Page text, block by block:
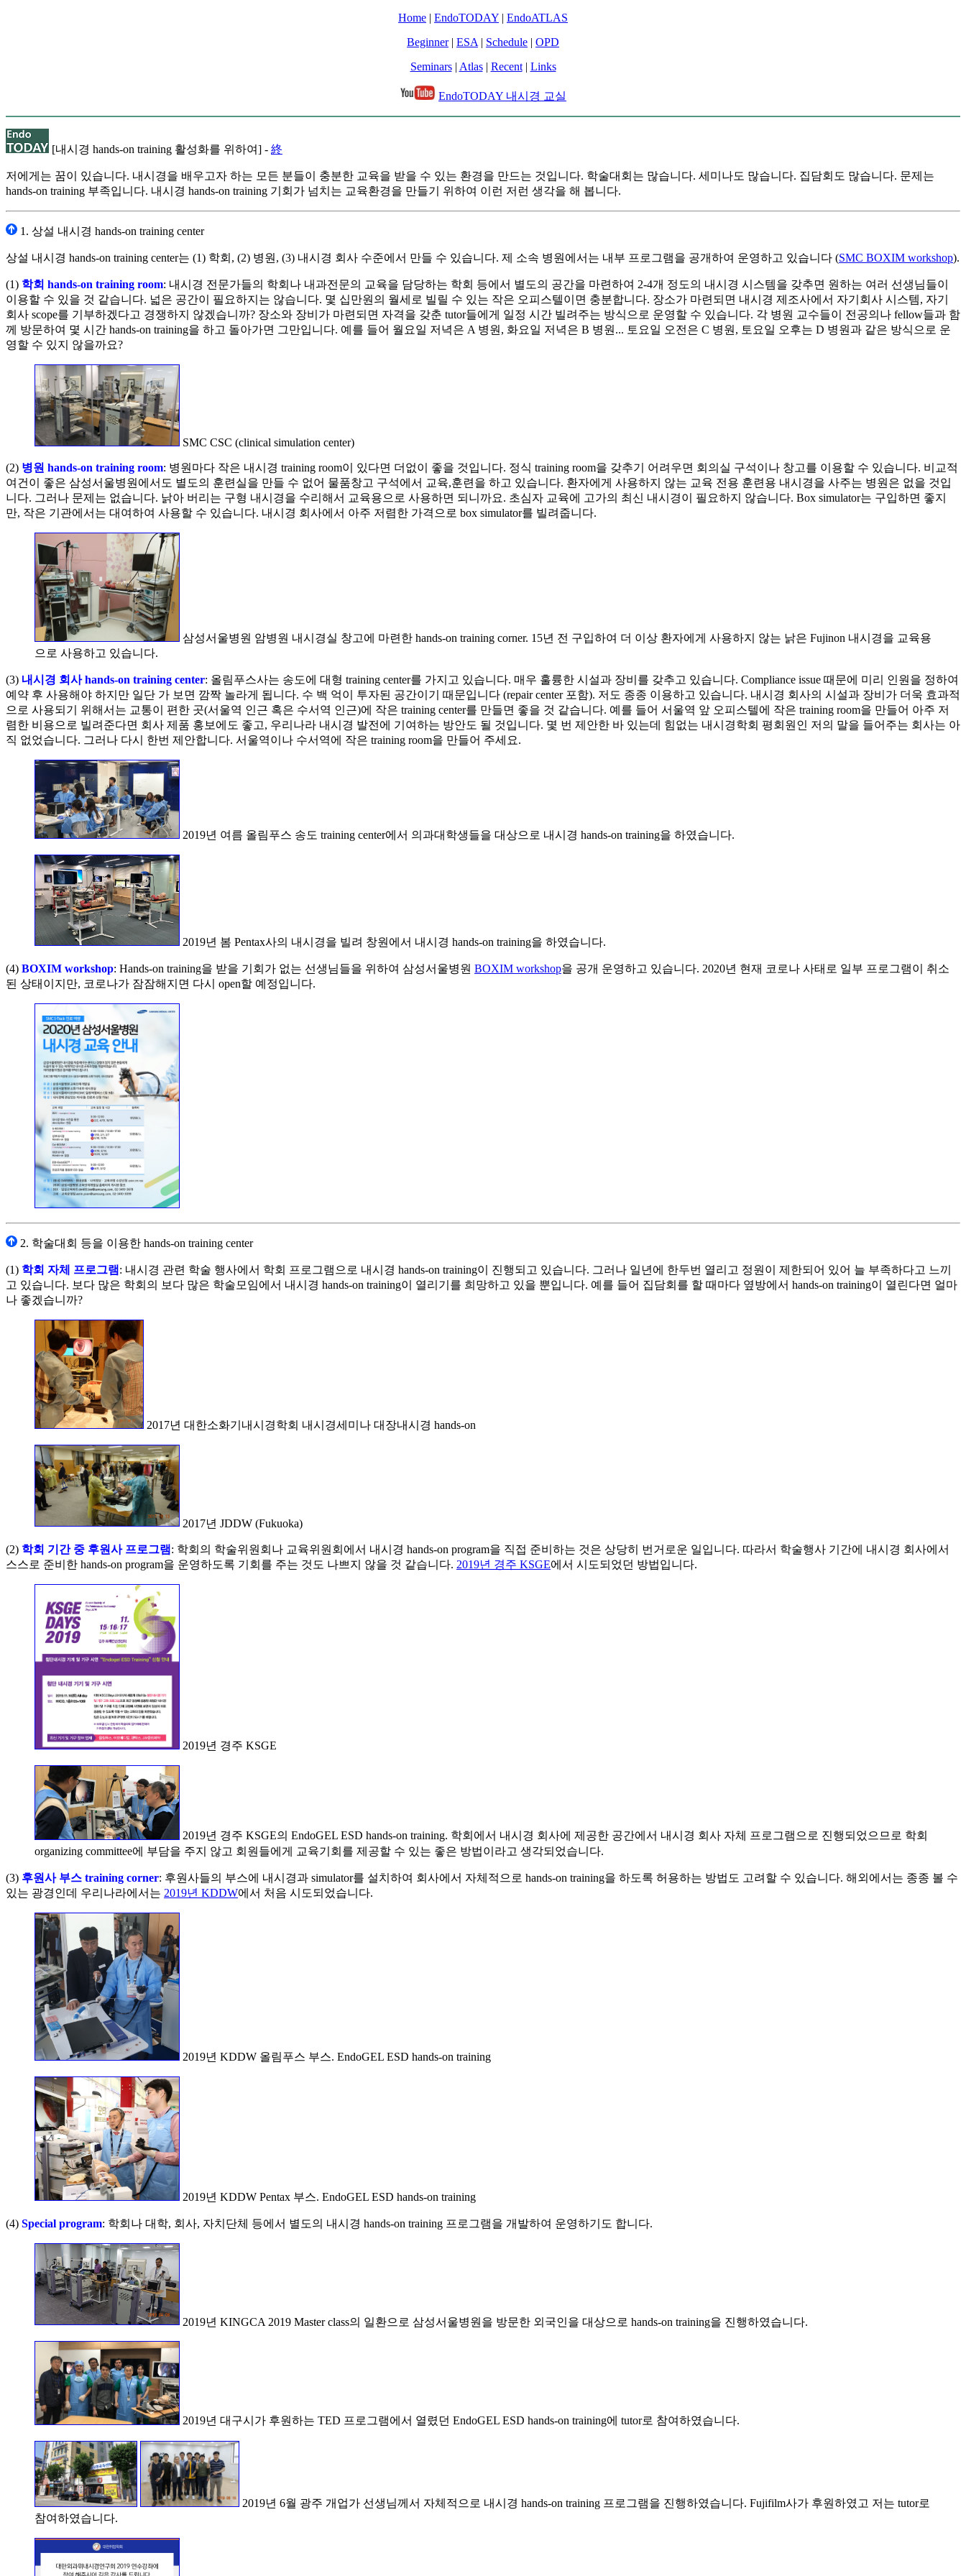
Home | EndoTODAY | EndoATLAS
Beginner| ESA | Schedule | OPD
Seminars| Atlas| Recent| Links
EndoTODAY 내시경 교실
[내시경 hands-on training 활성화를 위하여] - 終
저에게는 꿈이 있습니다. 내시경을 배우고자 하는 모든 분들이 충분한 교육을 받을 수 있는 환경을 만드는 것입니다. 학술대회는 많습니다. 세미나도 많습니다. 집담회도 많습니다. 문제는
hands-on training 부족입니다. 내시경 hands-on training 기회가 넘치는 교육환경을 만들기 위하여 이런 저런 생각을 해 봅니다.
1. 상설 내시경 hands-on training center
상설 내시경 hands-on training center는 (1) 학회, (2) 병원, (3) 내시경 회사 수준에서 만들 수 있습니다. 제 소속 병원에서는 내부 프로그램을 공개하여 운영하고 있습니다 (SMC BOXIM workshop).
(1) 학회 hands-on training room: 내시경 전문가들의 학회나 내과전문의 교육을 담당하는 학회 등에서 별도의 공간을 마련하여 2-4개 정도의 내시경 시스템을 갖추면 원하는 여러 선생님들이
이용할 수 있을 것 같습니다. 넓은 공간이 필요하지는 않습니다. 몇 십만원의 월세로 빌릴 수 있는 작은 오피스텔이면 충분합니다. 장소가 마련되면 내시경 제조사에서 자기회사 시스템, 자기
회사 scope를 기부하겠다고 경쟁하지 않겠습니까? 장소와 장비가 마련되면 자격을 갖춘 tutor들에게 일정 시간 빌려주는 방식으로 운영할 수 있습니다. 각 병원 교수들이 전공의나 fellow들과 함
께 방문하여 몇 시간 hands-on training을 하고 돌아가면 그만입니다. 예를 들어 월요일 저녁은 A 병원, 화요일 저녁은 B 병원... 토요일 오전은 C 병원, 토요일 오후는 D 병원과 같은 방식으로 운
영할 수 있지 않을까요?
SMC CSC (clinical simulation center)
(2) 병원 hands-on training room: 병원마다 작은 내시경 training room이 있다면 더없이 좋을 것입니다. 정식 training room을 갖추기 어려우면 회의실 구석이나 창고를 이용할 수 있습니다. 비교적
여건이 좋은 삼성서울병원에서도 별도의 훈련실을 만들 수 없어 물품창고 구석에서 교육,훈련을 하고 있습니다. 환자에게 사용하지 않는 교육 전용 훈련용 내시경을 사주는 병원은 없을 것입
니다. 그러나 문제는 없습니다. 낡아 버리는 구형 내시경을 수리해서 교육용으로 사용하면 되니까요. 초심자 교육에 고가의 최신 내시경이 필요하지 않습니다. Box simulator는 구입하면 좋지
만, 작은 기관에서는 대여하여 사용할 수 있습니다. 내시경 회사에서 아주 저렴한 가격으로 box simulator를 빌려줍니다.
삼성서울병원 암병원 내시경실 창고에 마련한 hands-on training corner. 15년 전 구입하여 더 이상 환자에게 사용하지 않는 낡은 Fujinon 내시경을 교육용
으로 사용하고 있습니다.
(3) 내시경 회사 hands-on training center: 올림푸스사는 송도에 대형 training center를 가지고 있습니다. 매우 훌륭한 시설과 장비를 갖추고 있습니다. Compliance issue 때문에 미리 인원을 정하여
예약 후 사용해야 하지만 일단 가 보면 깜짝 놀라게 됩니다. 수 백 억이 투자된 공간이기 때문입니다 (repair center 포함). 저도 종종 이용하고 있습니다. 내시경 회사의 시설과 장비가 더욱 효과적
으로 사용되기 위해서는 교통이 편한 곳(서울역 인근 혹은 수서역 인근)에 작은 training center를 만들면 좋을 것 같습니다. 예를 들어 서울역 앞 오피스텔에 작은 training room을 만들어 아주 저
렴한 비용으로 빌려준다면 회사 제품 홍보에도 좋고, 우리나라 내시경 발전에 기여하는 방안도 될 것입니다. 몇 번 제안한 바 있는데 힘없는 내시경학회 평회원인 저의 말을 들어주는 회사는 아
직 없었습니다. 그러나 다시 한번 제안합니다. 서울역이나 수서역에 작은 training room을 만들어 주세요.
2019년 여름 올림푸스 송도 training center에서 의과대학생들을 대상으로 내시경 hands-on training을 하였습니다.
2019년 봄 Pentax사의 내시경을 빌려 창원에서 내시경 hands-on training을 하였습니다.
(4) BOXIM workshop: Hands-on training을 받을 기회가 없는 선생님들을 위하여 삼성서울병원 BOXIM workshop을 공개 운영하고 있습니다. 2020년 현재 코로나 사태로 일부 프로그램이 취소
된 상태이지만, 코로나가 잠잠해지면 다시 open할 예정입니다.
2. 학술대회 등을 이용한 hands-on training center
(1) 학회 자체 프로그램: 내시경 관련 학술 행사에서 학회 프로그램으로 내시경 hands-on training이 진행되고 있습니다. 그러나 일년에 한두번 열리고 정원이 제한되어 있어 늘 부족하다고 느끼
고 있습니다. 보다 많은 학회의 보다 많은 학술모임에서 내시경 hands-on training이 열리기를 희망하고 있을 뿐입니다. 예를 들어 집담회를 할 때마다 옆방에서 hands-on training이 열린다면 얼마
나 좋겠습니까?
2017년 대한소화기내시경학회 내시경세미나 대장내시경 hands-on
2017년 JDDW (Fukuoka)
(2) 학회 기간 중 후원사 프로그램: 학회의 학술위원회나 교육위원회에서 내시경 hands-on program을 직접 준비하는 것은 상당히 번거로운 일입니다. 따라서 학술행사 기간에 내시경 회사에서
스스로 준비한 hands-on program을 운영하도록 기회를 주는 것도 나쁘지 않을 것 같습니다. 2019년 경주 KSGE에서 시도되었던 방법입니다.
2019년 경주 KSGE
2019년 경주 KSGE의 EndoGEL ESD hands-on training. 학회에서 내시경 회사에 제공한 공간에서 내시경 회사 자체 프로그램으로 진행되었으므로 학회
organizing committee에 부담을 주지 않고 회원들에게 교육기회를 제공할 수 있는 좋은 방법이라고 생각되었습니다.
(3) 후원사 부스 training corner: 후원사들의 부스에 내시경과 simulator를 설치하여 회사에서 자체적으로 hands-on training을 하도록 허용하는 방법도 고려할 수 있습니다. 해외에서는 종종 볼 수
있는 광경인데 우리나라에서는 2019년 KDDW에서 처음 시도되었습니다.
2019년 KDDW 올림푸스 부스. EndoGEL ESD hands-on training
2019년 KDDW Pentax 부스. EndoGEL ESD hands-on training
(4) Special program: 학회나 대학, 회사, 자치단체 등에서 별도의 내시경 hands-on training 프로그램을 개발하여 운영하기도 합니다.
2019년 KINGCA 2019 Master class의 일환으로 삼성서울병원을 방문한 외국인을 대상으로 hands-on training을 진행하였습니다.
2019년 대구시가 후원하는 TED 프로그램에서 열렸던 EndoGEL ESD hands-on training에 tutor로 참여하였습니다.
2019년 6월 광주 개업가 선생님께서 자체적으로 내시경 hands-on training 프로그램을 진행하였습니다. Fujifilm사가 후원하였고 저는 tutor로
참여하였습니다.